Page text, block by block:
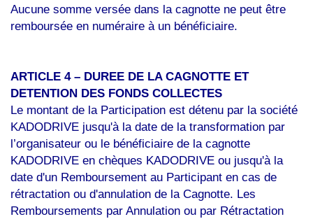
Aucune somme versée dans la cagnotte ne peut être
remboursée en numéraire à un bénéficiaire.
ARTICLE 4 – DUREE DE LA CAGNOTTE ET
DETENTION DES FONDS COLLECTES
Le montant de la Participation est détenu par la société
KADODRIVE jusqu'à la date de la transformation par
l’organisateur ou le bénéficiaire de la cagnotte
KADODRIVE en chèques KADODRIVE ou jusqu'à la
date d'un Remboursement au Participant en cas de
rétractation ou d'annulation de la Cagnotte. Les
Remboursements par Annulation ou par Rétractation